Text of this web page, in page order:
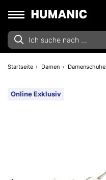
Startseite Damen Damenschuhe
Online Exklusiv